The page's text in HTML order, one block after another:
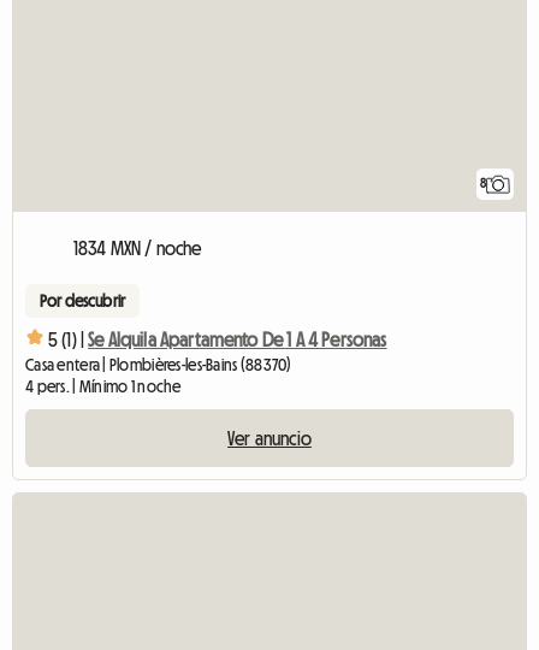
8
1834 MXN / noche
Por descubrir
5 (1) | Se Alquila Apartamento De 1 A 4 Personas
Casa entera | Plombières-les-Bains (88370)
4 pers. | Mínimo 1 noche
Ver anuncio